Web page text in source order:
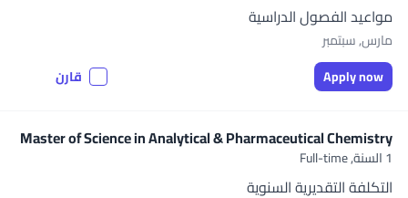
مواعيد الفصول الدراسية
مارس, سبتمبر
Apply now
قارن
Master of Science in Analytical & Pharmaceutical Chemistry
1 السنة, Full-time
التكلفة التقديرية السنوية